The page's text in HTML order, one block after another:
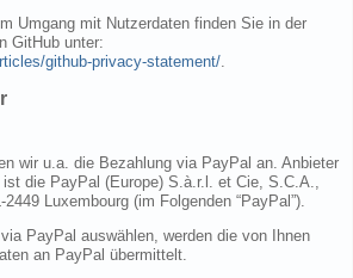
Umgang mit Nutzerdaten finden Sie in der
GitHub unter:
github-privacy-statement/
wir u.a. die Bezahlung via PayPal an. Anbieter
die PayPal (Europe) S.à.r.l. et Cie, S.C.A.,
Luxembourg (im Folgenden “PayPal”).
PayPal auswählen, werden die von Ihnen
an PayPal übermittelt.